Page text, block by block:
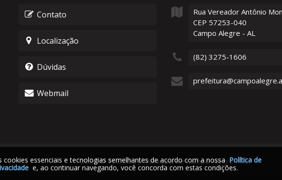
Contato
Localização
Dúvidas
Webmail
Rua Vereador Antônio
CEP 57253-040
Campo Alegre - AL
(82) 3275-1606
2026 © Prefeitura Municipal de Campo Alegre - AL
cookies essenciais e tecnologias semelhantes de acordo com a nossaPolítica de
e, ao continuar navegando, você concorda com estas condições.